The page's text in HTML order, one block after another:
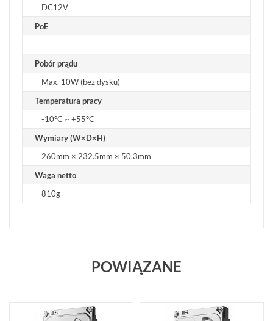
DC12V
PoE
-
Pobór prądu
Max. 10W (bez dysku)
Temperatura pracy
-10°C ~ +55°C
Wymiary (W×D×H)
260mm × 232.5mm × 50.3mm
Waga netto
810g
POWIĄZANE